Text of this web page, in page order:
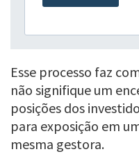
Esse processo faz
não signifique um
posições dos
para exposição em
mesma gestora.